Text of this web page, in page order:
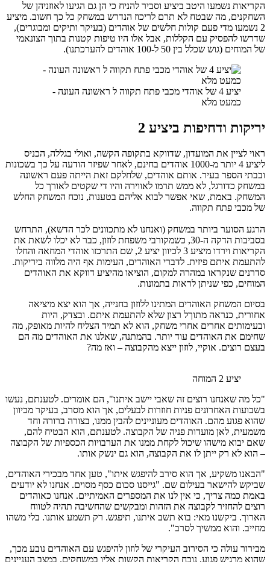
הקריאות נשמעו היטב ביציע וסביר להניח כי הן גם הגיעו לאוזניהן של
השחקנים, מה שבטח לא תרם לריכוז הנדרש במשחק כל כך חשוב. מיציע
2 נשמעו מדי פעם קולות חלשים של אוהדים (בעיקר ותיקים ומבוגרים),
שדרשו להפסיק עם הקללות, אבל אלו היו טיפות קטנות בתוך הצונאמי
של המוחים (גוש שכלל בין 50 ל-100 אוהדים להערכתנו).
יציע 4 של אוהדי מכבי פתח תקווה ל ראשונה העונה -
כמעט מלא
יריקות ודחיפות ביציע 2
ראוי לציין את המועדון, שדווקא בתקופה הקשה, ואולי בגללה, הכניס
ליציע 4 יותר מ-1000 אוהדים בחינם, לאחר שפיזר הודעה על כך בשכונות
ובבתי הספר בעיר. אותם אוהדים, שלחלקם זאת הייתה פעם ראשונה
במשחק כדורגל, לא ממש תרמו לאווירה והיו די שקטים לאורך כל
המשחק. באמת, שאי אפשר לבוא אליהם בטענות, נוכח המשחק החלש
של מכבי פתח תקווה.
הרגע הסוער ביותר במשחק (ואנחנו לא מתכוונים לכר הדשא), התרחש
בסביבות הדקה ה-30, כשמקורבי משפחת לוזון, כבר לא יכלו לשאת את
הקריאות וירדו מיציע 3 לכיוון יציע 2, שם התרכזו אוהדי המחאה והחלו
להתעמת איתם פיזית. לדברי האוהדים, העימות אף היה מלווה ביריקות.
סדרנים שנקראו במהרה למקום, הוציאו מהיציע דווקא את האוהדים
המוחים, כפי שניתן לראות בתמונות.
בסיום המשחק האוהדים המתינו ללוזון בחנייה, אך הוא יצא מיציאה
אחורית, כנראה מתוךל רצון שלא להתעמת איתם. ובצדק, היות
ובעימותים אחרים אחרי משחק, הוא לא תמיד הצליח להיות מאופק, מה
שחימם את האוהדים עוד יותר. בהמתנה, שאלנו את האוהדים מה הם
בעצם רוצים. אוקיי, לוזון ייצא מהקבוצה – ואז מה?
יציע 2 המוחה
"כל מה שאנחנו רוצים זה שאבי יישב איתנו", הם אומרים. לטענתם, נעשו
בשבועות האחרונים פניות חוזרות לבעלים, אך הוא מסרב, בעיקר מכיוון
שהוא פגוע מהם. האוהדים מעוניינים להבין ממנו, בצורה ברורה וחד
משמעית, לאן מועדות פניה של הקבוצה. לטענתם, הוא הבטיח להם,
שאם יבוא מישהו שיכול לקחת ממנו את הערבויות הכספיות של הקבוצה
– הוא לא רק ייתן לו את הקבוצה, הוא גם ינשק אותו.
"הבאנו משקיע, אך הוא סירב להיפגש איתו", טען אחד מבכירי האוהדים,
שביקש להישאר בעילום שם. "גייסנו סכום כסף מסוים. אנחנו לא יודעים
באמת כמה צריך, כי אין לנו את המספרים האמיתיים. אנחנו כאוהדים
רוצים להחזיר לקבוצה את הזהות ומבקשים שהחשיבה תהיה לטווח
הארוך. ביקשנו מאי: בוא תשב איתנו, תיפגש. רק תשמע אותנו. בלי משהו
מחייב. והוא ממשיך לסרב".
מבירור עולה כי הסירוב העיקרי של לוזון להיפגש עם האוהדים נובע מכך,
שהוא מרגיש פגוע, נוכח הקריאות הקשות אליו במשחקים. במצב העניינים